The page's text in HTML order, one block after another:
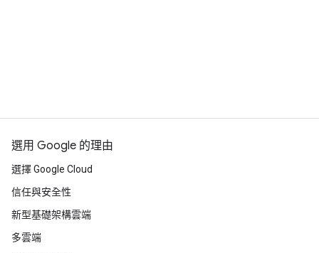
選用 Google 的理由
選擇 Google Cloud
信任與安全性
新型基礎架構雲端
多雲端